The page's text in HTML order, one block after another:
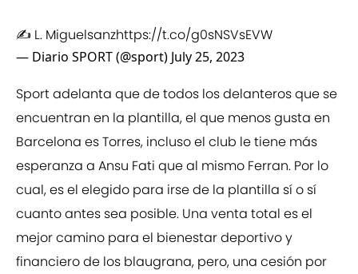
✍️ L. Miguelsanzhttps://t.co/g0sNSVsEVW
— Diario SPORT (@sport) July 25, 2023
Sport adelanta que de todos los delanteros que se
encuentran en la plantilla, el que menos gusta en
Barcelona es Torres, incluso el club le tiene más
esperanza a Ansu Fati que al mismo Ferran. Por lo
cual, es el elegido para irse de la plantilla sí o sí
cuanto antes sea posible. Una venta total es el
mejor camino para el bienestar deportivo y
financiero de los blaugrana, pero, una cesión por